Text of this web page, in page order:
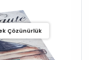
Çözünürlük